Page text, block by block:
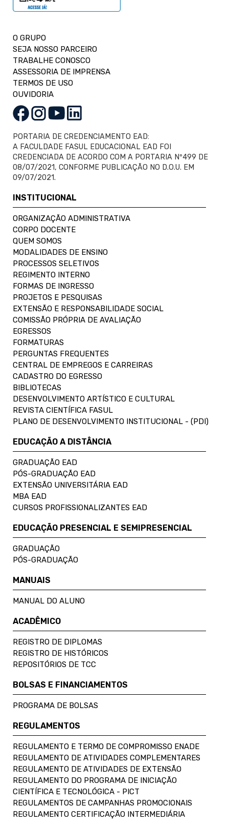
O GRUPO
SEJA NOSSO PARCEIRO
TRABALHE CONOSCO
ASSESSORIA DE IMPRENSA
TERMOS DE USO
OUVIDORIA
PORTARIA DE CREDENCIAMENTO EAD:
A FACULDADE FASUL EDUCACIONAL EAD FOI
CREDENCIADA DE ACORDO COM A PORTARIA Nº499 DE
08/07/2021, CONFORME PUBLICAÇÃO NO D.O.U. EM
09/07/2021.
INSTITUCIONAL
ORGANIZAÇÃO ADMINISTRATIVA
CORPO DOCENTE
QUEM SOMOS
MODALIDADES DE ENSINO
PROCESSOS SELETIVOS
REGIMENTO INTERNO
FORMAS DE INGRESSO
PROJETOS E PESQUISAS
EXTENSÃO E RESPONSABILIDADE SOCIAL
COMISSÃO PRÓPRIA DE AVALIAÇÃO
EGRESSOS
FORMATURAS
PERGUNTAS FREQUENTES
CENTRAL DE EMPREGOS E CARREIRAS
CADASTRO DO EGRESSO
BIBLIOTECAS
DESENVOLVIMENTO ARTÍSTICO E CULTURAL
REVISTA CIENTÍFICA FASUL
PLANO DE DESENVOLVIMENTO INSTITUCIONAL - (PDI)
EDUCAÇÃO A DISTÂNCIA
GRADUAÇÃO EAD
PÓS-GRADUAÇÃO EAD
EXTENSÃO UNIVERSITÁRIA EAD
MBA EAD
CURSOS PROFISSIONALIZANTES EAD
EDUCAÇÃO PRESENCIAL E SEMIPRESENCIAL
GRADUAÇÃO
PÓS-GRADUAÇÃO
MANUAIS
MANUAL DO ALUNO
ACADÊMICO
REGISTRO DE DIPLOMAS
REGISTRO DE HISTÓRICOS
REPOSITÓRIOS DE TCC
BOLSAS E FINANCIAMENTOS
PROGRAMA DE BOLSAS
REGULAMENTOS
REGULAMENTO E TERMO DE COMPROMISSO ENADE
REGULAMENTO DE ATIVIDADES COMPLEMENTARES
REGULAMENTO DE ATIVIDADES DE EXTENSÃO
REGULAMENTO DO PROGRAMA DE INICIAÇÃO
CIENTÍFICA E TECNOLÓGICA - PICT
REGULAMENTOS DE CAMPANHAS PROMOCIONAIS
REGULAMENTO CERTIFICAÇÃO INTERMEDIÁRIA